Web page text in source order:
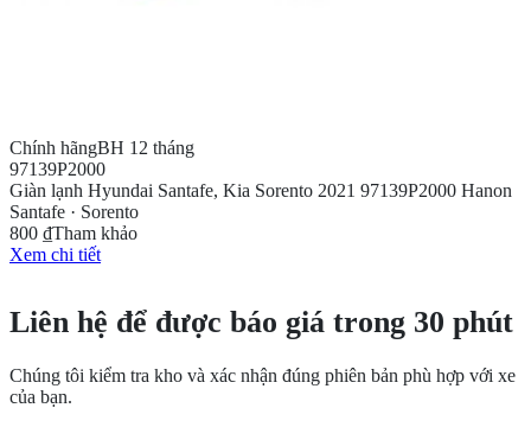
Chính hãngBH 12 tháng
97139P2000
Giàn lạnh Hyundai Santafe, Kia Sorento 2021 97139P2000 Hanon
Santafe · Sorento
800 ₫Tham khảo
Xem chi tiết
Liên hệ để được báo giá trong 30 phút
Chúng tôi kiểm tra kho và xác nhận đúng phiên bản phù hợp với xe
của bạn.